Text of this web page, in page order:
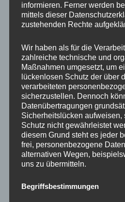
Ähnliche Produkte
CONCAVER CVR1
19×8,5 ET35 5×120
Platinum Black
450,00€ *
Bewertet
mit
informieren. Ferner werden
mittels dieser
zustehenden Rechte
Wir haben als für die
zahlreiche technische und
Maßnahmen umgesetzt, um
lückenlosen Schutz der über
verarbeiteten
sicherzustellen. Dennoch
Datenübertragungen
Sicherheitslücken aufweisen,
Schutz nicht gewährleistet
diesem Grund steht es jeder
frei, personenbezogene
alternativen Wegen,
uns zu übermitteln.
Begriffsbestimmungen